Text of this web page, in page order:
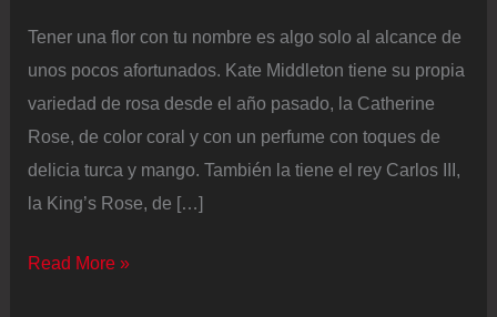
Tener una flor con tu nombre es algo solo al alcance de
unos pocos afortunados. Kate Middleton tiene su propia
variedad de rosa desde el año pasado, la Catherine
Rose, de color coral y con un perfume con toques de
delicia turca y mango. También la tiene el rey Carlos III,
la King’s Rose, de […]
‘Sir
Read More »